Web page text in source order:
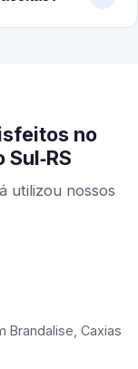
no
utilizou nossos
Brandalise, Caxias